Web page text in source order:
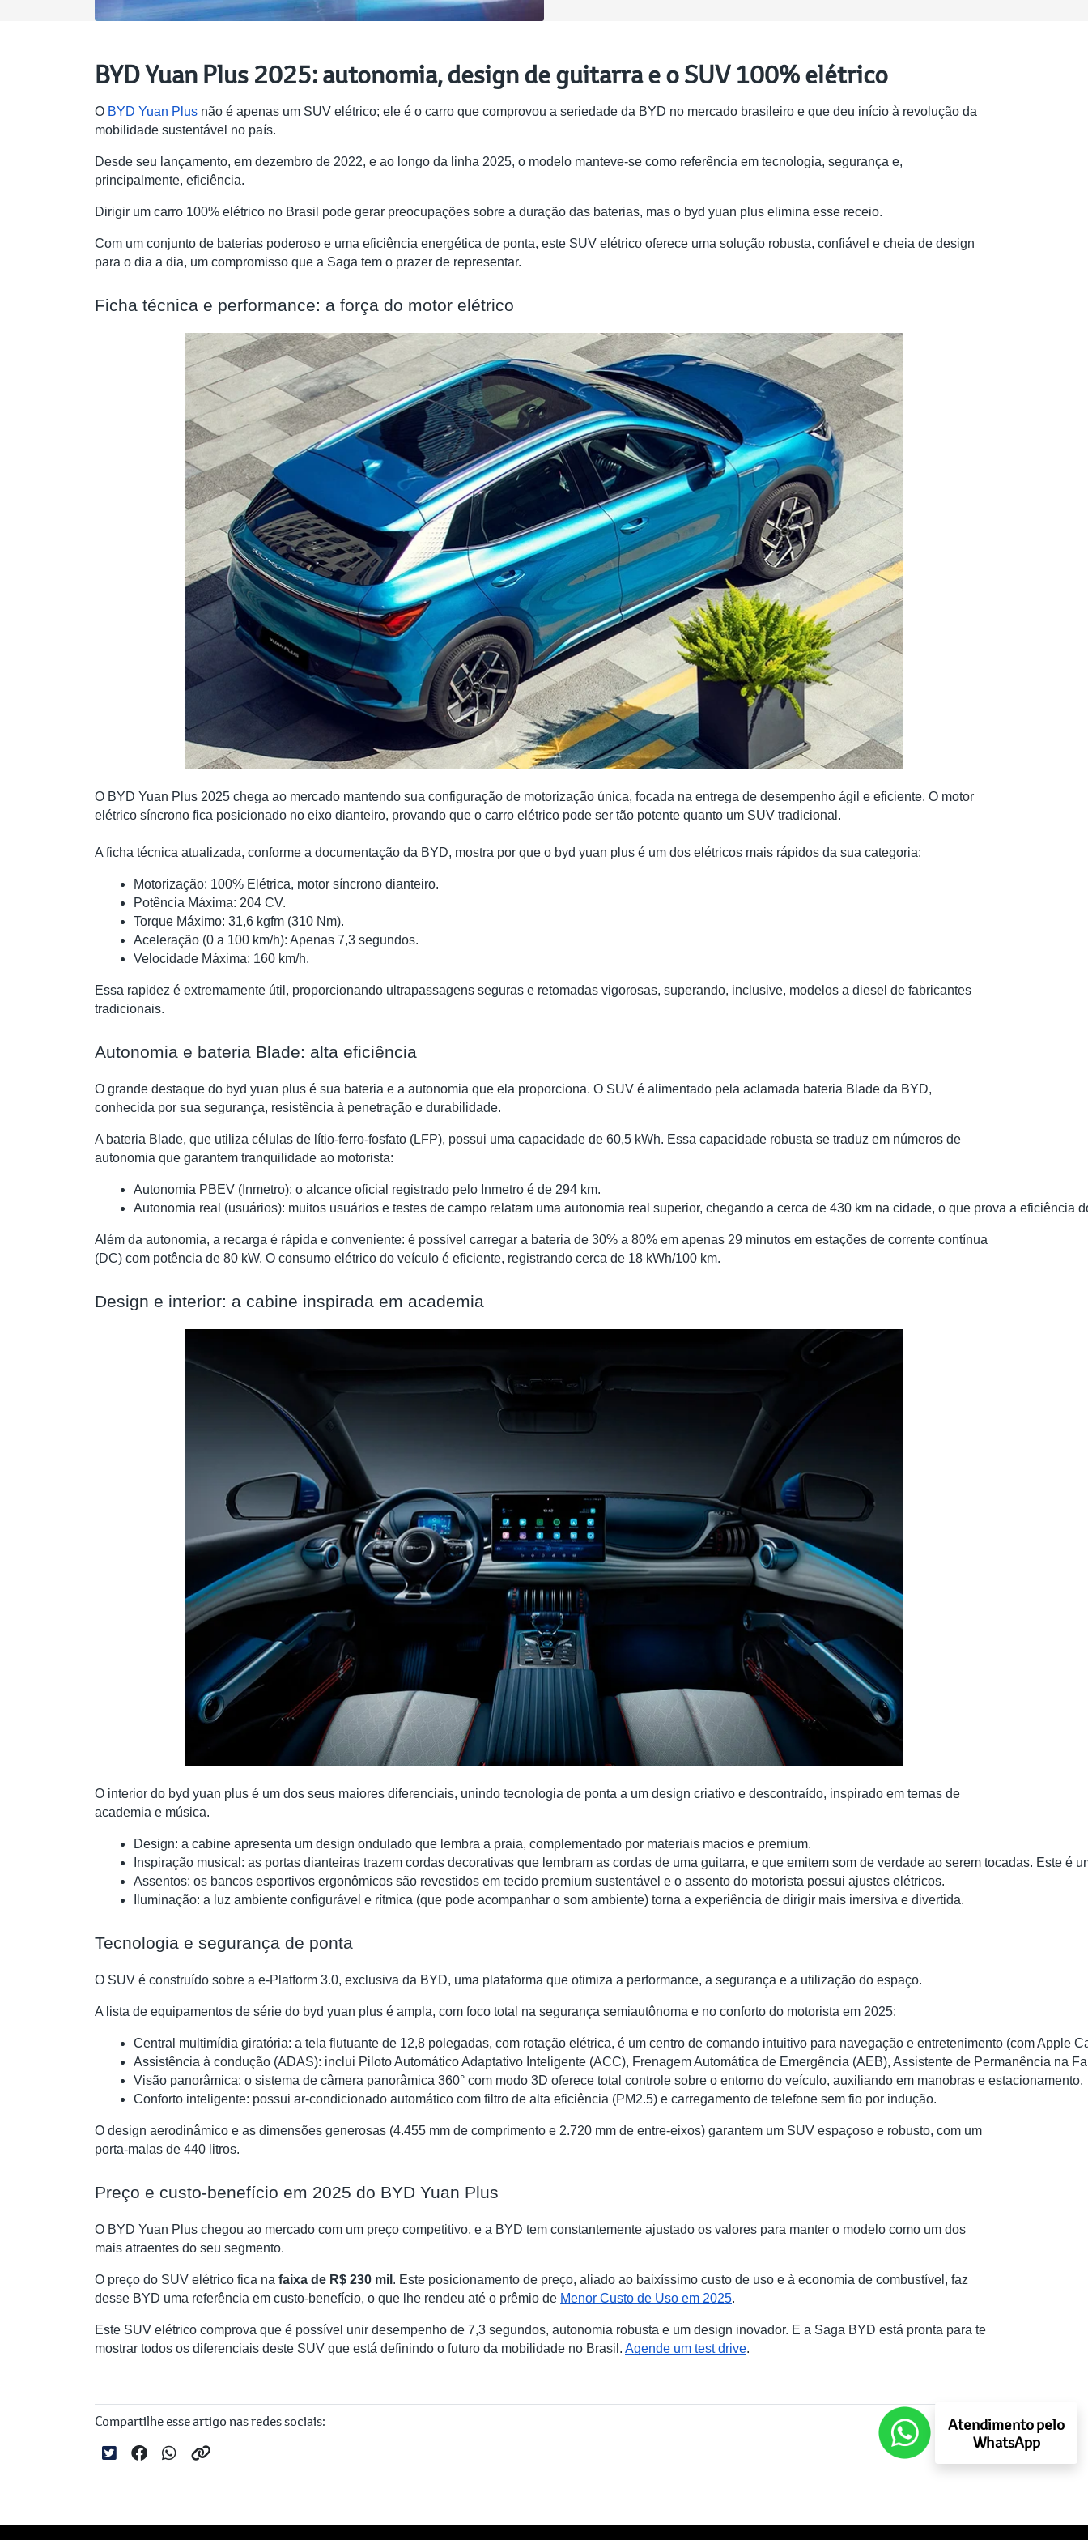
BYD Yuan Plus 2025: autonomia, design de guitarra e o SUV 100% elétrico
O BYD Yuan Plus não é apenas um SUV elétrico; ele é o carro que comprovou a seriedade da BYD no mercado brasileiro e que deu início à revolução da
mobilidade sustentável no país.
Desde seu lançamento, em dezembro de 2022, e ao longo da linha 2025, o modelo manteve-se como referência em tecnologia, segurança e,
principalmente, eficiência.
Dirigir um carro 100% elétrico no Brasil pode gerar preocupações sobre a duração das baterias, mas o byd yuan plus elimina esse receio.
Com um conjunto de baterias poderoso e uma eficiência energética de ponta, este SUV elétrico oferece uma solução robusta, confiável e cheia de design
para o dia a dia, um compromisso que a Saga tem o prazer de representar.
Ficha técnica e performance: a força do motor elétrico
O BYD Yuan Plus 2025 chega ao mercado mantendo sua configuração de motorização única, focada na entrega de desempenho ágil e eficiente. O motor
elétrico síncrono fica posicionado no eixo dianteiro, provando que o carro elétrico pode ser tão potente quanto um SUV tradicional.
A ficha técnica atualizada, conforme a documentação da BYD, mostra por que o byd yuan plus é um dos elétricos mais rápidos da sua categoria:
Motorização: 100% Elétrica, motor síncrono dianteiro.
Potência Máxima: 204 CV.
Torque Máximo: 31,6 kgfm (310 Nm).
Aceleração (0 a 100 km/h): Apenas 7,3 segundos.
Velocidade Máxima: 160 km/h.
Essa rapidez é extremamente útil, proporcionando ultrapassagens seguras e retomadas vigorosas, superando, inclusive, modelos a diesel de fabricantes
tradicionais.
Autonomia e bateria Blade: alta eficiência
O grande destaque do byd yuan plus é sua bateria e a autonomia que ela proporciona. O SUV é alimentado pela aclamada bateria Blade da BYD,
conhecida por sua segurança, resistência à penetração e durabilidade.
A bateria Blade, que utiliza células de lítio-ferro-fosfato (LFP), possui uma capacidade de 60,5 kWh. Essa capacidade robusta se traduz em números de
autonomia que garantem tranquilidade ao motorista:
Autonomia PBEV (Inmetro): o alcance oficial registrado pelo Inmetro é de 294 km.
Autonomia real (usuários): muitos usuários e testes de campo relatam uma autonomia real superior, chegando a cerca de 430 km na cidade, o que prova a eficiência
Além da autonomia, a recarga é rápida e conveniente: é possível carregar a bateria de 30% a 80% em apenas 29 minutos em estações de corrente contínua
(DC) com potência de 80 kW. O consumo elétrico do veículo é eficiente, registrando cerca de 18 kWh/100 km.
Design e interior: a cabine inspirada em academia
O interior do byd yuan plus é um dos seus maiores diferenciais, unindo tecnologia de ponta a um design criativo e descontraído, inspirado em temas de
academia e música.
Design: a cabine apresenta um design ondulado que lembra a praia, complementado por materiais macios e premium.
Inspiração musical: as portas dianteiras trazem cordas decorativas que lembram as cordas de uma guitarra, e que emitem som de verdade ao serem tocadas. Este é
Assentos: os bancos esportivos ergonômicos são revestidos em tecido premium sustentável e o assento do motorista possui ajustes elétricos.
Iluminação: a luz ambiente configurável e rítmica (que pode acompanhar o som ambiente) torna a experiência de dirigir mais imersiva e divertida.
Tecnologia e segurança de ponta
O SUV é construído sobre a e-Platform 3.0, exclusiva da BYD, uma plataforma que otimiza a performance, a segurança e a utilização do espaço.
A lista de equipamentos de série do byd yuan plus é ampla, com foco total na segurança semiautônoma e no conforto do motorista em 2025:
Central multimídia giratória: a tela flutuante de 12,8 polegadas, com rotação elétrica, é um centro de comando intuitivo para navegação e entretenimento (com Apple
Assistência à condução (ADAS): inclui Piloto Automático Adaptativo Inteligente (ACC), Frenagem Automática de Emergência (AEB), Assistente de Permanência na
Visão panorâmica: o sistema de câmera panorâmica 360° com modo 3D oferece total controle sobre o entorno do veículo, auxiliando em manobras e estacionamento.
Conforto inteligente: possui ar-condicionado automático com filtro de alta eficiência (PM2.5) e carregamento de telefone sem fio por indução.
O design aerodinâmico e as dimensões generosas (4.455 mm de comprimento e 2.720 mm de entre-eixos) garantem um SUV espaçoso e robusto, com um
porta-malas de 440 litros.
Preço e custo-benefício em 2025 do BYD Yuan Plus
O BYD Yuan Plus chegou ao mercado com um preço competitivo, e a BYD tem constantemente ajustado os valores para manter o modelo como um dos
mais atraentes do seu segmento.
O preço do SUV elétrico fica na faixa de R$ 230 mil . Este posicionamento de preço, aliado ao baixíssimo custo de uso e à economia de combustível, faz
desse BYD uma referência em custo-benefício, o que lhe rendeu até o prêmio de Menor Custo de Uso em 2025.
Este SUV elétrico comprova que é possível unir desempenho de 7,3 segundos, autonomia robusta e um design inovador. E a Saga BYD está pronta para te
mostrar todos os diferenciais deste SUV que está definindo o futuro da mobilidade no Brasil. Agende um test drive.
Compartilhe esse artigo nas redes sociais:
Atendimento pelo
WhatsApp